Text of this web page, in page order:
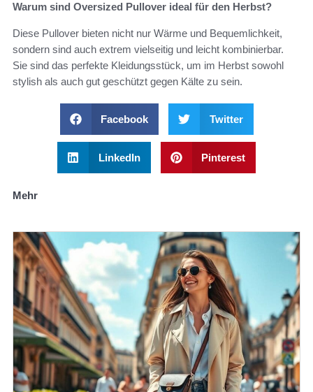
Warum sind Oversized Pullover ideal für den Herbst?
Diese Pullover bieten nicht nur Wärme und Bequemlichkeit,
sondern sind auch extrem vielseitig und leicht kombinierbar.
Sie sind das perfekte Kleidungsstück, um im Herbst sowohl
stylish als auch gut geschützt gegen Kälte zu sein.
Facebook Twitter
LinkedIn Pinterest
Mehr